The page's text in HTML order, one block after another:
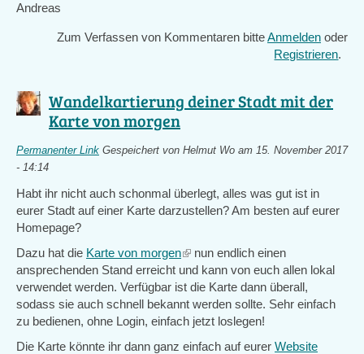
Andreas
Zum Verfassen von Kommentaren bitteAnmelden oder
Registrieren.
Wandelkartierung deiner Stadt mit der
Karte von morgen
Permanenter Link Gespeichert von Helmut Wo am 15. November 2017
- 14:14
Habt ihr nicht auch schonmal überlegt, alles was gut ist in
eurer Stadt auf einer Karte darzustellen? Am besten auf eurer
Homepage?
Dazu hat die Karte von morgen(link
is
external)
nun endlich einen
ansprechenden Stand erreicht und kann von euch allen lokal
verwendet werden. Verfügbar ist die Karte dann überall,
sodass sie auch schnell bekannt werden sollte. Sehr einfach
zu bedienen, ohne Login, einfach jetzt loslegen!
Die Karte könnte ihr dann ganz einfach auf eurer Website